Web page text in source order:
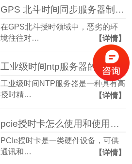
GPS 北斗时间同步服务器制造厂家：GPS 北斗时间同步服务保障恶劣环境下能稳定运行
在GPS北斗授时领域中，恶劣的环
境往往对…
【详情】
工业级时间ntp服务器的应用
工业级时间NTP服务器是一种具有高
授时精…
【详情】
pcie授时卡怎么使用和使用教程
PCIe授时卡是一类硬件设备，可供
通讯和…
【详情】